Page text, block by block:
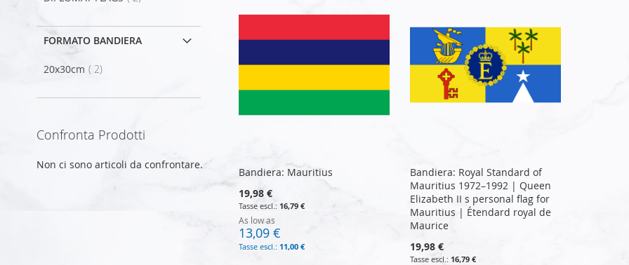
Bandiera: Mauritius
19,98 €
16,79 €
As low as
13,09 €
11,00 €
Bandiera: Royal Standard of
Mauritius 1972–1992 | Queen
Elizabeth II s personal flag for
Mauritius | Étendard royal de
Maurice
19,98 €
16,79 €
FORMATO BANDIERA
20x30cm 2elemento
Confronta Prodotti
Non ci sono articoli da confrontare.